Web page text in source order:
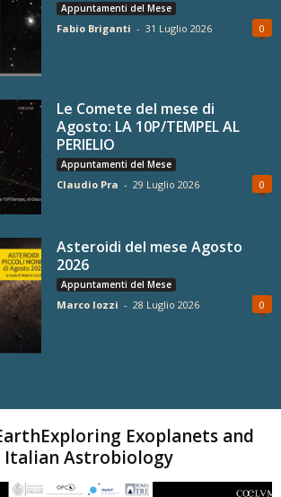
Appuntamenti del Mese
Fabio Briganti - 31 Luglio 2026 0
Le Comete del mese di
Agosto: LA 10P/TEMPEL AL
PERIELIO
Appuntamenti del Mese
Claudio Pra - 29 Luglio 2026 0
Asteroidi del mese Agosto
2026
Appuntamenti del Mese
Marco Iozzi - 28 Luglio 2026 0
Exoplanets and
Astrobiology